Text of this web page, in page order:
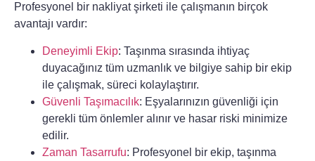
Profesyonel bir nakliyat şirketi ile çalışmanın birçok
avantajı vardır:
Deneyimli Ekip: Taşınma sırasında ihtiyaç
duyacağınız tüm uzmanlık ve bilgiye sahip bir ekip
ile çalışmak, süreci kolaylaştırır.
Güvenli Taşımacılık: Eşyalarınızın güvenliği için
gerekli tüm önlemler alınır ve hasar riski minimize
edilir.
Zaman Tasarrufu: Profesyonel bir ekip, taşınma